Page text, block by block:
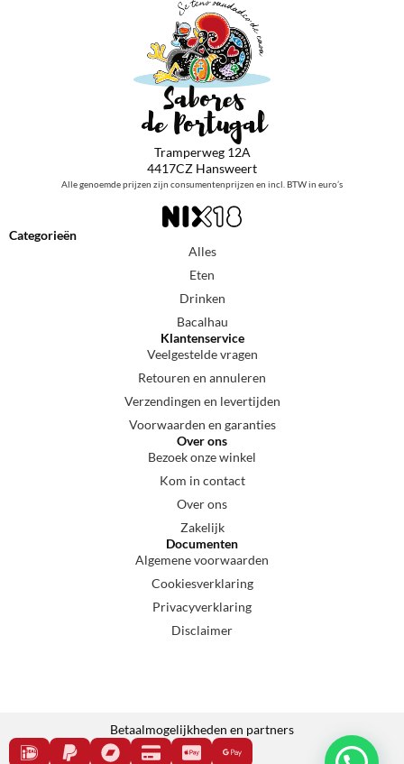
Tramperweg 12A
4417CZ Hansweert
Alle genoemde prijzen zijn consumentenprijzen en incl. BTW in euro’s
Categorieën
Alles
Eten
Drinken
Bacalhau
Klantenservice
Veelgestelde vragen
Retouren en annuleren
Verzendingen en levertijden
Voorwaarden en garanties
Over ons
Bezoek onze winkel
Kom in contact
Over ons
Zakelijk
Documenten
Algemene voorwaarden
Cookiesverklaring
Privacyverklaring
Disclaimer
Betaalmogelijkheden en partners